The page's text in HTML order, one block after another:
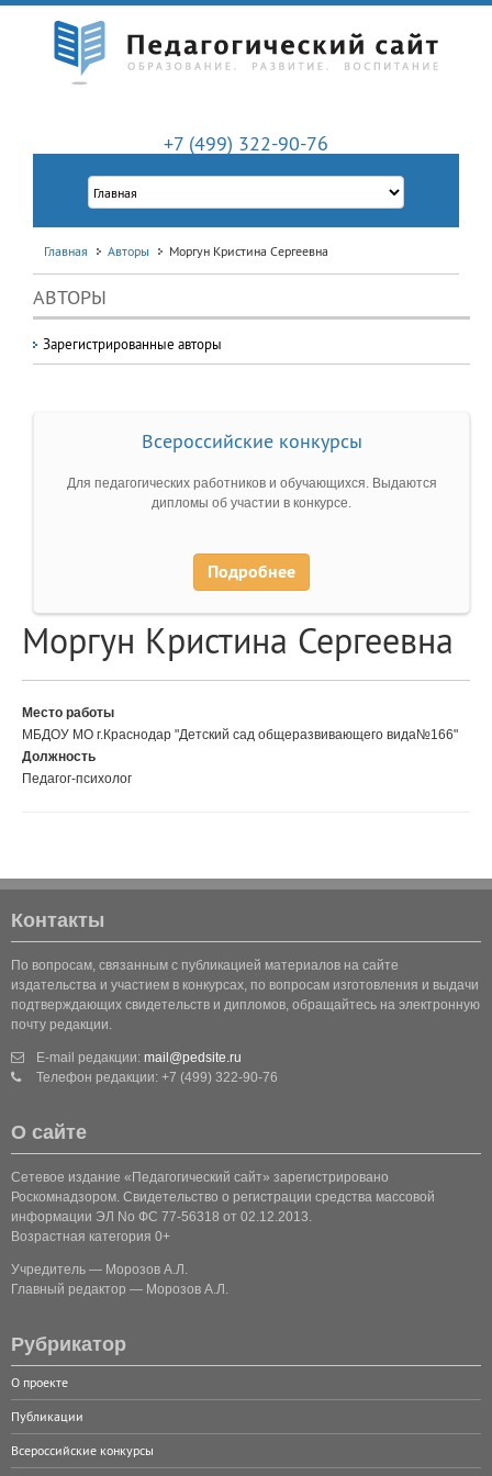
+7 (499) 322-90-76
Главная Авторы Моргун Кристина Сергеевна
АВТОРЫ
Зарегистрированные авторы
Всероссийские конкурсы
Для педагогических работников и обучающихся. Выдаются
дипломы об участии в конкурсе.
Подробнее
Моргун Кристина Сергеевна
Место работы
МБДОУ МО г.Краснодар "Детский сад общеразвивающего вида№166"
Должность
Педагог-психолог
Контакты
По вопросам, связанным с публикацией материалов на сайте
издательства и участием в конкурсах, по вопросам изготовления и выдачи
подтверждающих свидетельств и дипломов, обращайтесь на электронную
почту редакции.
E-mail редакции: mail@pedsite.ru
Телефон редакции: +7 (499) 322-90-76
О сайте
Сетевое издание «Педагогический сайт» зарегистрировано
Роскомнадзором. Свидетельство о регистрации средства массовой
информации ЭЛ No ФС 77-56318 от 02.12.2013.
Возрастная категория 0+
Учредитель — Морозов А.Л.
Главный редактор — Морозов А.Л.
Рубрикатор
О проекте
Публикации
Всероссийские конкурсы